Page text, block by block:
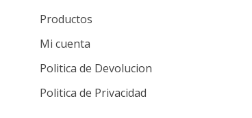
Productos
Mi cuenta
Politica de Devolucion
Politica de Privacidad